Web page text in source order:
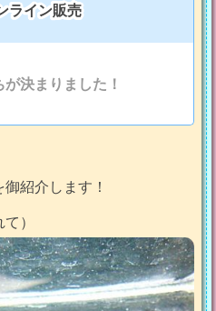
ライン販売
決まりました！
紹介します！
）